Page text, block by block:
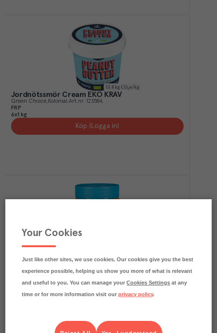
13.8 kg CO₂e/kg
Jordnötssmör Cream EKO KRAV
Green Choice Kolonial Art.nr. 123584
FRP
6x1 kg
Köp (Logga in)
Skippy Kolonial Art.nr. 112107
12x340 g
Köp (Logga in)
Your Cookies
Just like other sites, we use cookies. Our cookies give you the best
experience possible, helping us show you more of what is relevant
and useful to you. You can manage yourCookies Settings at any
time or for more information visit ourprivacy policy.